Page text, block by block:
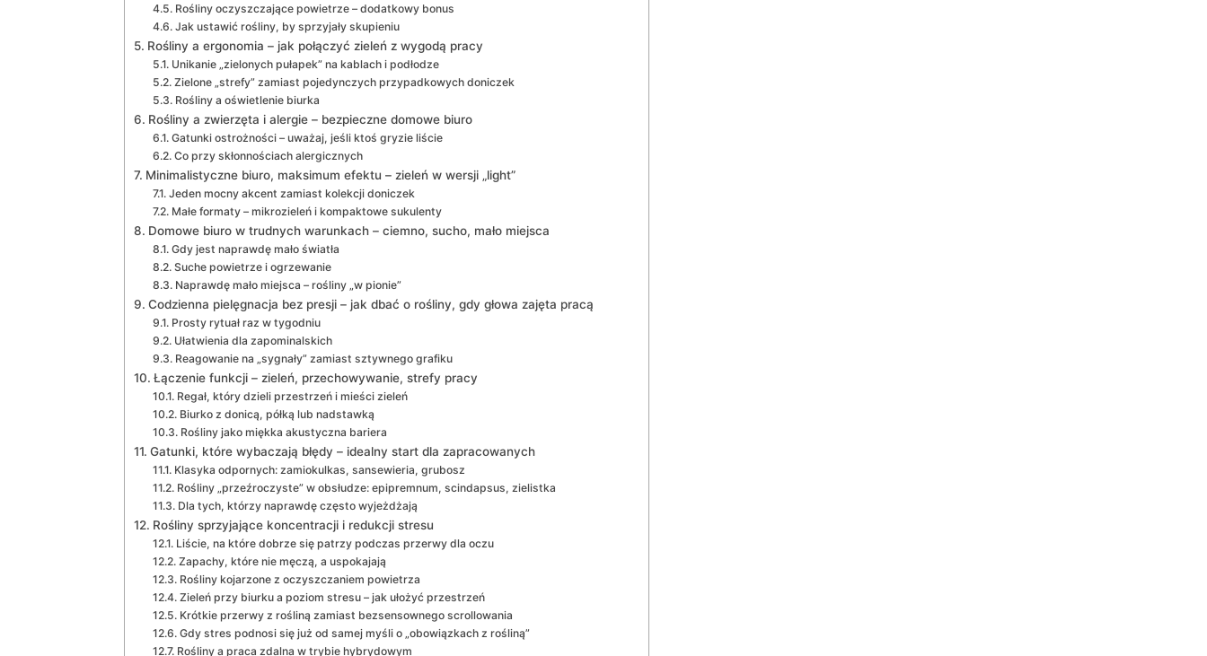
Rośliny oczyszczające powietrze – dodatkowy bonus
Jak ustawić rośliny, by sprzyjały skupieniu
Rośliny a ergonomia – jak połączyć zieleń z wygodą pracy
Unikanie „zielonych pułapek” na kablach i podłodze
Zielone „strefy” zamiast pojedynczych przypadkowych doniczek
Rośliny a oświetlenie biurka
Rośliny a zwierzęta i alergie – bezpieczne domowe biuro
Gatunki ostrożności – uważaj, jeśli ktoś gryzie liście
Co przy skłonnościach alergicznych
Minimalistyczne biuro, maksimum efektu – zieleń w wersji „light”
Jeden mocny akcent zamiast kolekcji doniczek
Małe formaty – mikrozieleń i kompaktowe sukulenty
Domowe biuro w trudnych warunkach – ciemno, sucho, mało miejsca
Gdy jest naprawdę mało światła
Suche powietrze i ogrzewanie
Naprawdę mało miejsca – rośliny „w pionie”
Codzienna pielęgnacja bez presji – jak dbać o rośliny, gdy głowa zajęta pracą
Prosty rytuał raz w tygodniu
Ułatwienia dla zapominalskich
Reagowanie na „sygnały” zamiast sztywnego grafiku
Łączenie funkcji – zieleń, przechowywanie, strefy pracy
Regał, który dzieli przestrzeń i mieści zieleń
Biurko z donicą, półką lub nadstawką
Rośliny jako miękka akustyczna bariera
Gatunki, które wybaczają błędy – idealny start dla zapracowanych
Klasyka odpornych: zamiokulkas, sansewieria, grubosz
Rośliny „przeźroczyste” w obsłudze: epipremnum, scindapsus, zielistka
Dla tych, którzy naprawdę często wyjeżdżają
Rośliny sprzyjające koncentracji i redukcji stresu
Liście, na które dobrze się patrzy podczas przerwy dla oczu
Zapachy, które nie męczą, a uspokajają
Rośliny kojarzone z oczyszczaniem powietrza
Zieleń przy biurku a poziom stresu – jak ułożyć przestrzeń
Krótkie przerwy z rośliną zamiast bezsensownego scrollowania
Gdy stres podnosi się już od samej myśli o „obowiązkach z rośliną”
Rośliny a praca zdalna w trybie hybrydowym